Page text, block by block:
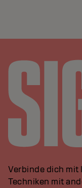
Verbinde dich
Techniken mit